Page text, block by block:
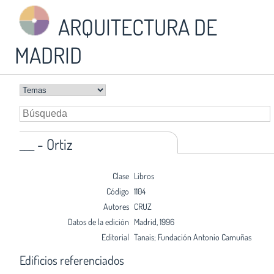
ARQUITECTURA DE
MADRID
___ - Ortiz
Clase Libros
Código 1104
Autores CRUZ
Datos de la edición Madrid, 1996
Editorial Tanais; Fundación Antonio Camuñas
Edificios referenciados